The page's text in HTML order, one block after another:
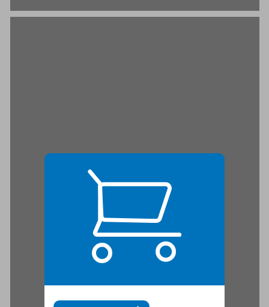
חסרי האולם בממלכת השוליים ... 18